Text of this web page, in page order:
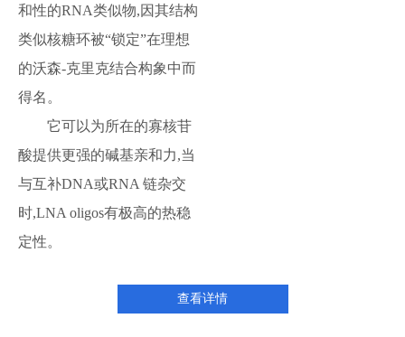
和性的RNA类似物,因其结构
类似核糖环被“锁定”在理想
的沃森-克里克结合构象中而
得名。
它可以为所在的寡核苷
酸提供更强的碱基亲和力,当
与互补DNA或RNA 链杂交
时,LNA oligos有极高的热稳
定性。
查看详情